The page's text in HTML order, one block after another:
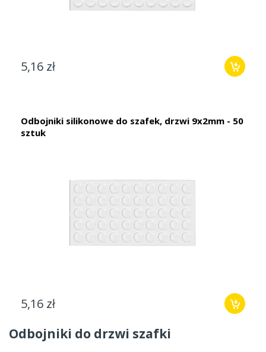
5,16 zł
Odbojniki silikonowe do szafek, drzwi 9x2mm - 50
sztuk
5,16 zł
Odbojniki do drzwi szafki